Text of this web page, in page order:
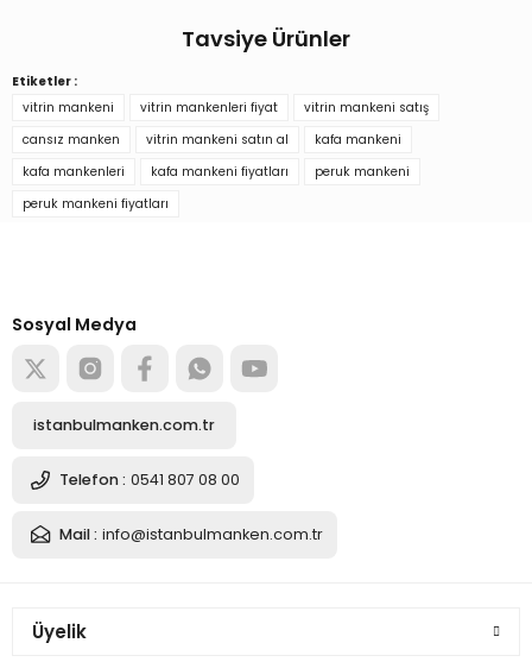
Ürün hakkında henüz soru sorulmamış.
Soru Sor
Tavsiye Ürünler
2.704,00 TL
Bayan ahşap standlı kumaş kaplı kafa mankeni
Bayan ahşap standlı kumaş kaplı kafa mankeni
Etiketler :
vitrin mankeni
vitrin mankenleri fiyat
vitrin mankeni satış
cansız manken
vitrin mankeni satın al
kafa mankeni
kafa mankenleri
kafa mankeni fiyatları
peruk mankeni
peruk mankeni fiyatları
Sosyal Medya
istanbulmanken.com.tr
Telefon : 0541 807 08 00
Mail : info@istanbulmanken.com.tr
Üyelik